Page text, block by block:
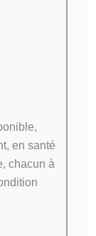
en santé
chacun à